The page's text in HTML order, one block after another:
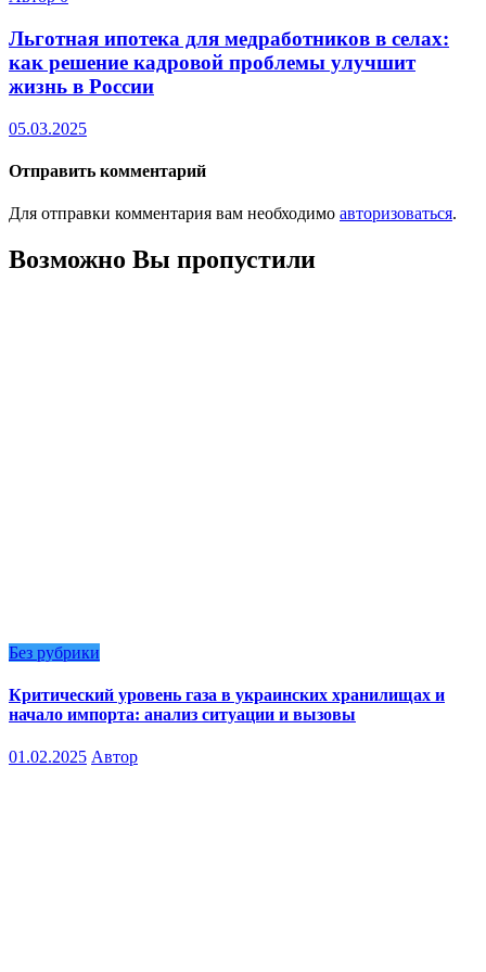
Льготная ипотека для медработников в селах:
как решение кадровой проблемы улучшит
жизнь в России
05.03.2025
Отправить комментарий
Для отправки комментария вам необходимо авторизоваться.
Возможно Вы пропустили
Без рубрики
Критический уровень газа в украинских хранилищах и
начало импорта: анализ ситуации и вызовы
01.02.2025 Автор